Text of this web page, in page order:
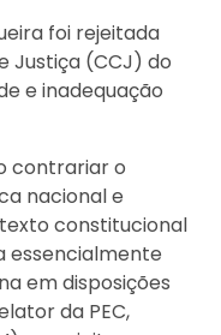
foi rejeitada
Justiça (CCJ) do
e inadequação
contrariar o
nacional e
constitucional
essencialmente
em disposições
da PEC,